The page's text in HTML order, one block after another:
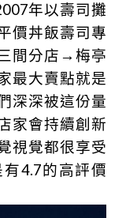
年以壽司攤
價丼飯壽司專
間分店→梅亭
最大賣點就是
深深被這份量
家會持續創新
視覺都很享受
4.7的高評價